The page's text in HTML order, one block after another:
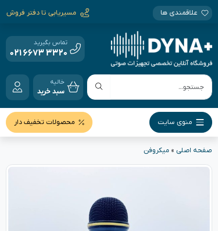
علاقمندی ها مسیریابی تا دفتر فروش
تماس بگیرید
021 6673 3320
خالیه
سبد خرید
منوی سایت محصولات تخفیف دار
صفحه اصلی » میکروفن